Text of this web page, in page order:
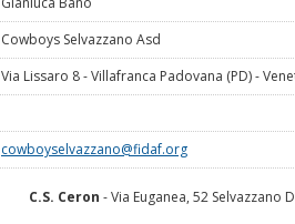
Cowboys Selvazzano Asd
Via Lissaro 8 - Villafranca Padovana (PD) -
cowboyselvazzano@fidaf.org
C.S. Ceron - Via Euganea, 52 Selvazzano